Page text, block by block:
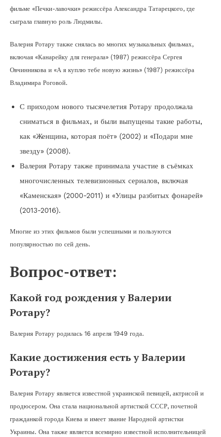
фильме «Печки-лавочки» режиссёра Александра Татарецкого, где
сыграла главную роль Людмилы.
Валерия Ротару также снялась во многих музыкальных фильмах,
включая «Канарейку для генерала» (1987) режиссёра Сергея
Овчинникова и «А я куплю тебе новую жизнь» (1987) режиссёра
Владимира Роговой.
С приходом нового тысячелетия Ротару продолжала
сниматься в фильмах, и были выпущены такие работы,
как «Женщина, которая поёт» (2002) и «Подари мне
звезду» (2008).
Валерия Ротару также принимала участие в съёмках
многочисленных телевизионных сериалов, включая
«Каменская» (2000-2011) и «Улицы разбитых фонарей»
(2013-2016).
Многие из этих фильмов были успешными и пользуются
популярностью по сей день.
Вопрос-ответ:
Какой год рождения у Валерии
Ротару?
Валерия Ротару родилась 16 апреля 1949 года.
Какие достижения есть у Валерии
Ротару?
Валерия Ротару является известной украинской певицей, актрисой и
продюсером. Она стала национальной артисткой СССР, почетной
гражданкой города Киева и имеет звание Народной артистки
Украины. Она также является всемирно известной исполнительницей